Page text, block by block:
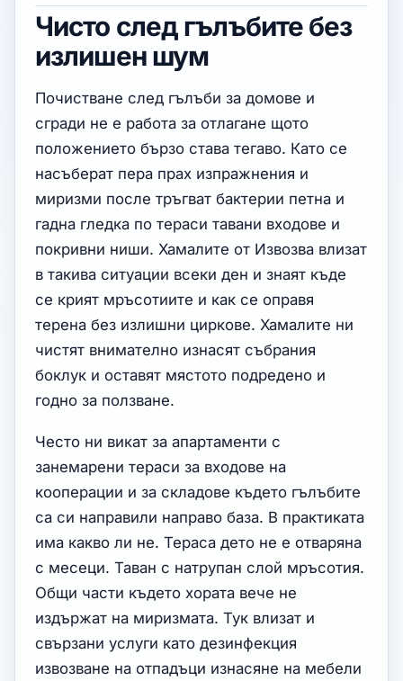
Чисто след гълъбите без
излишен шум
Почистване след гълъби за домове и
сгради не е работа за отлагане щото
положението бързо става тегаво. Като се
насъберат пера прах изпражнения и
миризми после тръгват бактерии петна и
гадна гледка по тераси тавани входове и
покривни ниши. Хамалите от Извозва влизат
в такива ситуации всеки ден и знаят къде
се крият мръсотиите и как се оправя
терена без излишни циркове. Хамалите ни
чистят внимателно изнасят събрания
боклук и оставят мястото подредено и
годно за ползване.
Често ни викат за апартаменти с
занемарени тераси за входове на
кооперации и за складове където гълъбите
са си направили направо база. В практиката
има какво ли не. Тераса дето не е отваряна
с месеци. Таван с натрупан слой мръсотия.
Общи части където хората вече не
издържат на миризмата. Тук влизат и
свързани услуги като дезинфекция
извозване на отпадъци изнасяне на мебели